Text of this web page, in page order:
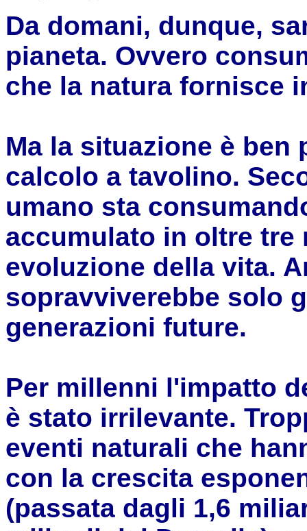
Da domani, dunque,
pianeta. Ovvero
che la natura fornisce
Ma la situazione è
calcolo a tavolino.
umano sta
accumulato in oltre
evoluzione della vita.
sopravviverebbe solo
generazioni future.
Per millenni l'impatto
è stato irrilevante.
eventi naturali che
con la crescita
(passata dagli 1,6